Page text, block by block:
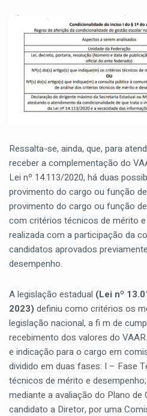
Ressalta-se, ainda, que, para
receber a complementação do
Lei nº 14.113/2020, há duas
provimento do cargo ou função
provimento do cargo ou função
com critérios técnicos de mérito
realizada com a participação da
candidatos aprovados
desempenho.
A legislação estadual (Lei nº
2023) definiu como critérios os
legislação nacional, a fi m de
recebimento dos valores do
e indicação para o cargo em
dividido em duas fases: I – Fase
técnicos de mérito e
mediante a avaliação do Plano de
candidato a Diretor, por uma